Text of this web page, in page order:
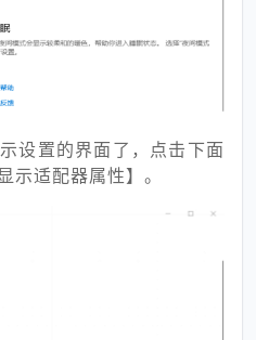
设置的界面了，点击下面
示适配器属性】。